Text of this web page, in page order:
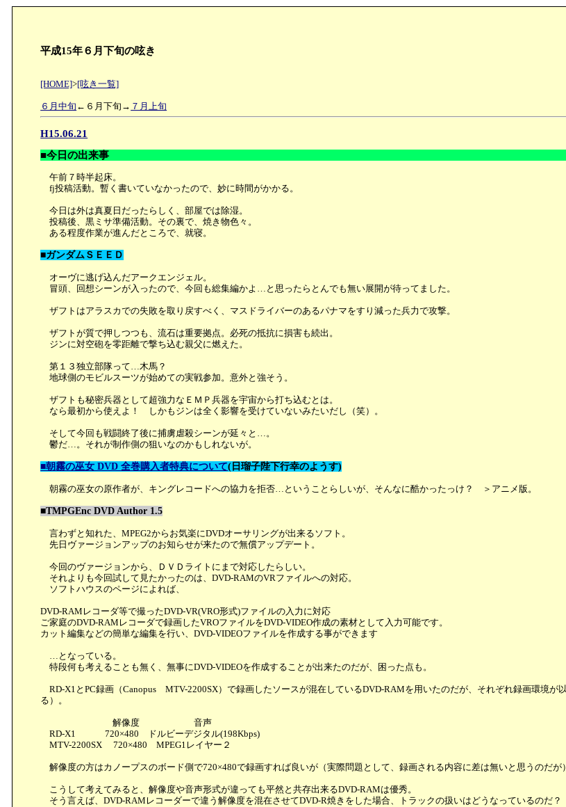
平成15年６月下旬の呟き
[HOME]>[呟き一覧]
６月中旬 ←６月下旬→ ７月上旬
H15.06.21
■今日の出来事
午前７時半起床。
fj投稿活動。暫く書いていなかったので、妙に時間がかかる。
今日は外は真夏日だったらしく、部屋では除湿。
投稿後、黒ミサ準備活動。その裏で、焼き物色々。
ある程度作業が進んだところで、就寝。
■ガンダムＳＥＥＤ
オーヴに逃げ込んだアークエンジェル。
冒頭、回想シーンが入ったので、今回も総集編かよ…と思ったらとんでも無い展開が待ってました。
ザフトはアラスカでの失敗を取り戻すべく、マスドライバーのあるパナマをすり減った兵力で攻撃。
ザフトが質で押しつつも、流石は重要拠点。必死の抵抗に損害も続出。
ジンに対空砲を零距離で撃ち込む親父に燃えた。
第１３独立部隊って…木馬？
地球側のモビルスーツが始めての実戦参加。意外と強そう。
ザフトも秘密兵器として超強力なＥＭＰ兵器を宇宙から打ち込むとは。
なら最初から使えよ！ しかもジンは全く影響を受けていないみたいだし（笑）。
そして今回も戦闘終了後に捕虜虐殺シーンが延々と…。
鬱だ…。それが制作側の狙いなのかもしれないが。
■朝霧の巫女 DVD 全巻購入者特典について(日瑠子陛下行幸のようす)
朝霧の巫女の原作者が、キングレコードへの協力を拒否…ということらしいが、そんなに酷かったっけ？ ＞アニメ版。
■TMPGEnc DVD Author 1.5
言わずと知れた、MPEG2からお気楽にDVDオーサリングが出来るソフト。
先日ヴァージョンアップのお知らせが来たので無償アップデート。
今回のヴァージョンから、ＤＶＤライトにまで対応したらしい。
それよりも今回試して見たかったのは、DVD-RAMのVRファイルへの対応。
ソフトハウスのページによれば、
DVD-RAMレコーダ等で撮ったDVD-VR(VRO形式)ファイルの入力に対応
ご家庭のDVD-RAMレコーダで録画したVROファイルをDVD-VIDEO作成の素材として入力可能です。
カット編集などの簡単な編集を行い、DVD-VIDEOファイルを作成する事ができます
…となっている。
特段何も考えることも無く、無事にDVD-VIDEOを作成することが出来たのだが、困った点も。
RD-X1とPC録画（Canopus MTV-2200SX）で録画したソースが混在しているDVD-RAMを用いたのだが、それぞれ録画環境が
る）。
解像度 音声
RD-X1 720×480 ドルビーデジタル(198Kbps)
MTV-2200SX 720×480 MPEG1レイヤー２
解像度の方はカノープスのボード側で720×480で録画すれば良いが（実際問題として、録画される内容に差は無いと思うのだが
こうして考えてみると、解像度や音声形式が違っても平然と共存出来るDVD-RAMは優秀。
そう言えば、DVD-RAMレコーダーで違う解像度を混在させてDVD-R焼きをした場合、トラックの扱いはどうなっているのだ？